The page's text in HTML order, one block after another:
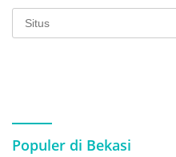
Populer di Bekasi